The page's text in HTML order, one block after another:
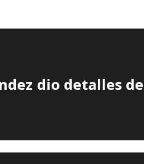
dio detalles